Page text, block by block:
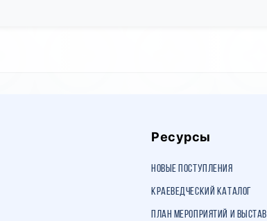
Ресурсы
Новые поступления
Краеведческий каталог
План мероприятий и